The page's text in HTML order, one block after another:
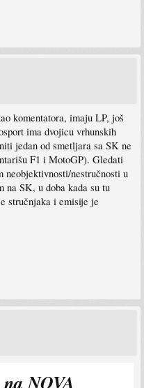
komentatora, imaju LP, još
ima dvojicu vrhunskih
jedan od smetljara sa SK ne
F1 i MotoGP). Gledati
neobjektivnosti/nestručnosti u
na SK, u doba kada su tu
stručnjaka i emisije je
NOVA